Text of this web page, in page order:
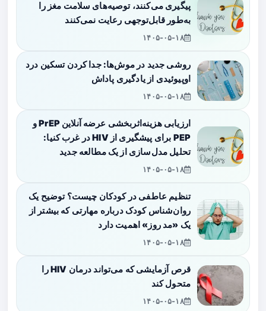
پیگیری می‌کنند، توصیه‌های سلامت مغز را
به‌طور قابل‌توجهی رعایت نمی‌کنند
۱۴۰۵-۰۵-۱۸
روشی جدید در موش‌ها: جدا کردن تسکین درد
اوپیوئیدی از یادگیری پاداش
۱۴۰۵-۰۵-۱۸
ارزیابی هزینه‌اثربخشی عرضه آنلاین PrEP و
PEP برای پیشگیری از HIV در غرب کنیا:
تحلیل مدل‌سازی از یک مطالعه جدید
۱۴۰۵-۰۵-۱۸
تنظیم عاطفی در کودکان چیست؟ توضیح یک
روان‌شناس کودک درباره مهارتی که بیشتر از
یک «مد روز» اهمیت دارد
۱۴۰۵-۰۵-۱۸
قرص آزمایشی که می‌تواند درمان HIV را
متحول کند
۱۴۰۵-۰۵-۱۸